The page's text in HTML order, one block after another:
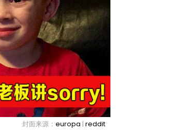
封面来源： europa | reddit